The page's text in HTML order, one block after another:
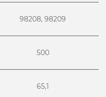
98208, 98209
500
65,1